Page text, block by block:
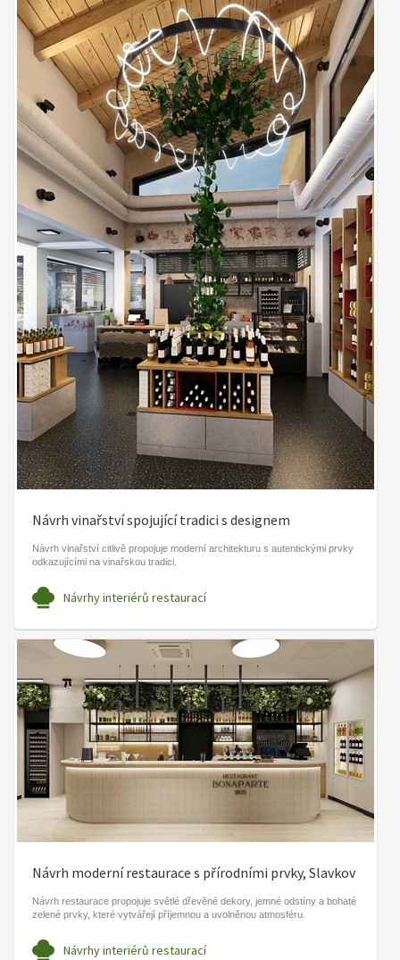
Návrh vinařství spojující tradici s designem
Návrh vinařství citlivě propojuje moderní architekturu s autentickými prvky
odkazujícími na vinařskou tradici.
Návrhy interiérů restaurací
Návrh moderní restaurace s přírodními prvky, Slavkov
Návrh restaurace propojuje světlé dřevěné dekory, jemné odstíny a bohaté
zelené prvky, které vytvářejí příjemnou a uvolněnou atmosféru.
Návrhy interiérů restaurací